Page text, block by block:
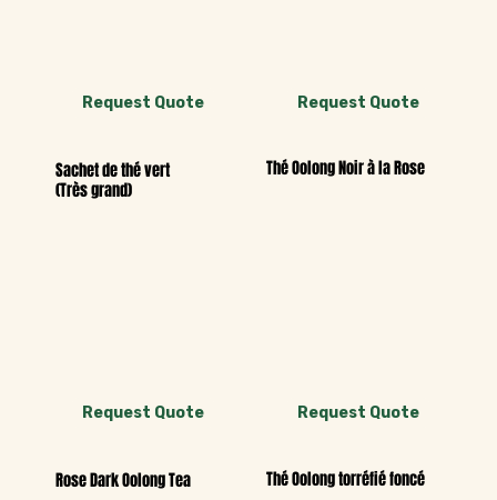
Request Quote
Sachet de thé vert
(Très grand)
Thé Oolong Noir à la Rose
Request Quote
Request Quote
Rose Dark Oolong Tea Thé Oolong torréfié foncé
Request Quote